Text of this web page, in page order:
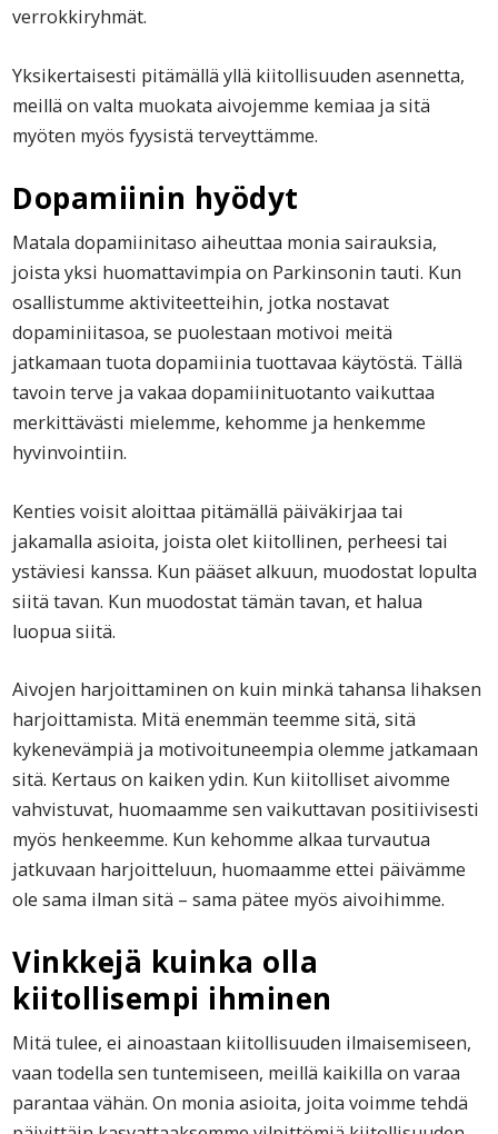
verrokkiryhmät.
Yksikertaisesti pitämällä yllä kiitollisuuden asennetta,
meillä on valta muokata aivojemme kemiaa ja sitä
myöten myös fyysistä terveyttämme.
Dopamiinin hyödyt
Matala dopamiinitaso aiheuttaa monia sairauksia,
joista yksi huomattavimpia on Parkinsonin tauti. Kun
osallistumme aktiviteetteihin, jotka nostavat
dopaminiitasoa, se puolestaan motivoi meitä
jatkamaan tuota dopamiinia tuottavaa käytöstä. Tällä
tavoin terve ja vakaa dopamiinituotanto vaikuttaa
merkittävästi mielemme, kehomme ja henkemme
hyvinvointiin.
Kenties voisit aloittaa pitämällä päiväkirjaa tai
jakamalla asioita, joista olet kiitollinen, perheesi tai
ystäviesi kanssa. Kun pääset alkuun, muodostat lopulta
siitä tavan. Kun muodostat tämän tavan, et halua
luopua siitä.
Aivojen harjoittaminen on kuin minkä tahansa lihaksen
harjoittamista. Mitä enemmän teemme sitä, sitä
kykenevämpiä ja motivoituneempia olemme jatkamaan
sitä. Kertaus on kaiken ydin. Kun kiitolliset aivomme
vahvistuvat, huomaamme sen vaikuttavan positiivisesti
myös henkeemme. Kun kehomme alkaa turvautua
jatkuvaan harjoitteluun, huomaamme ettei päivämme
ole sama ilman sitä – sama pätee myös aivoihimme.
Vinkkejä kuinka olla
kiitollisempi ihminen
Mitä tulee, ei ainoastaan kiitollisuuden ilmaisemiseen,
vaan todella sen tuntemiseen, meillä kaikilla on varaa
parantaa vähän. On monia asioita, joita voimme tehdä